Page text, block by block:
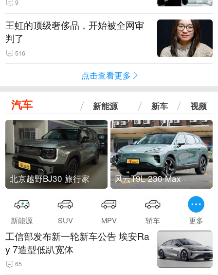
9
王虹的顶级奢侈品，开始被全网审
判了
516
点击查看更多
汽车 新能源 新车 视频
北京越野BJ30 旅行家 风云T9L 230 Max
新能源 SUV MPV 轿车 更多
工信部发布新一轮新车公告 埃安Ra
y 7造型低趴宽体
65